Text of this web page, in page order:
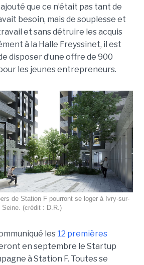
que ce n’était pas tant de
besoin, mais de souplesse et
et sans détruire les acquis
à la Halle Freyssinet, il est
disposer d’une offre de 900
les jeunes entrepreneurs.
de Station F pourront se loger à Ivry-sur-
Seine. (crédit : D.R.)
les 12 premières
en septembre le Startup
à Station F. Toutes se